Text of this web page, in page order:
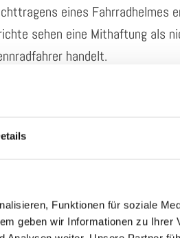
Funktionen für soziale
geben wir Informationen zu Ihrer
eines Fahrradhelmes
sehen eine Mithaftung als
handelt.
Schleswig – Holstein
natürlich das Tragen eines
Rechtsanwalt Hubert